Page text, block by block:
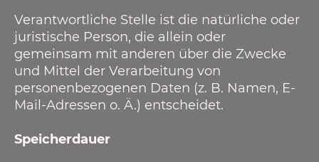
Verantwortliche Stelle ist die natürliche oder
juristische Person, die allein oder
gemeinsam mit anderen über die Zwecke
und Mittel der Verarbeitung von
personenbezogenen Daten (z. B. Namen, E-
Mail-Adressen o. Ä.) entscheidet.
Speicherdauer